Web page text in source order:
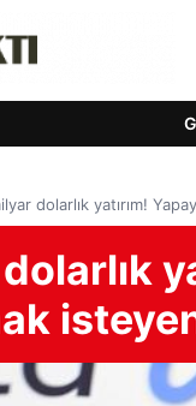
dolarlık yatırım!